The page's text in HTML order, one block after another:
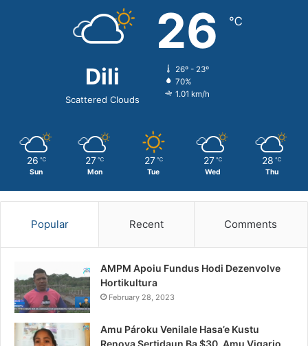
Dili
Scattered Clouds
26 ℃
26º - 23º
70%
1.01 km/h
26 ℃
Sun
27 ℃
Mon
27 ℃
Tue
27 ℃
Wed
28 ℃
Thu
Popular Recent Comments
AMPM Apoiu Fundus Hodi Dezenvolve
Hortikultura
February 28, 2023
Amu Pároku Venilale Hasa’e Kustu
Renova Sertidaun Ba $30, Amu Vigario